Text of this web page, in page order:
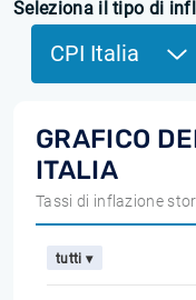
Seleziona il tipo di
CPI Italia
GRAFICO
ITALIA
Tassi di inflazione
tutti ▾